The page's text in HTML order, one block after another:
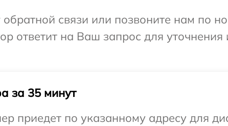
связи или позвоните нам по
ответит на Ваш запрос для
за 35 минут
приедет по указанному адресу для